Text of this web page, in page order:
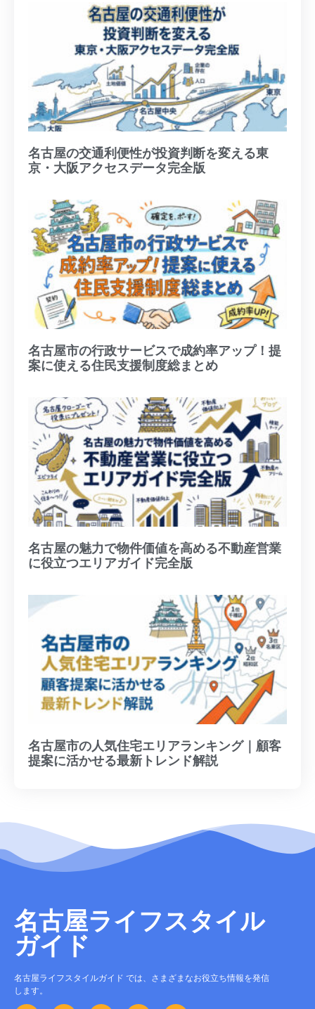
名古屋の交通利便性が投資判断を変える東
京・大阪アクセスデータ完全版
名古屋市の行政サービスで成約率アップ！提
案に使える住民支援制度総まとめ
名古屋の魅力で物件価値を高める不動産営業
に役立つエリアガイド完全版
名古屋市の人気住宅エリアランキング｜顧客
提案に活かせる最新トレンド解説
名古屋ライフスタイル
ガイド
名古屋ライフスタイルガイド では、さまざまなお役立ち情報を発信
します。